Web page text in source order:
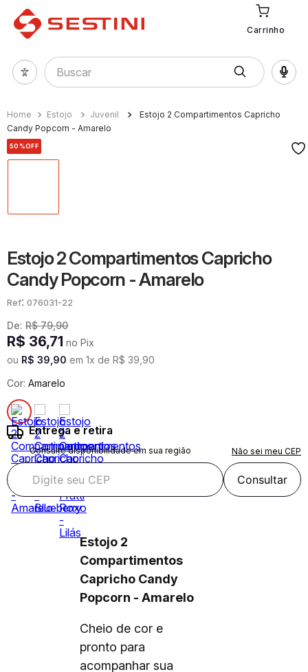
Carrinho
Buscar
Estojo Juvenil
Estojo 2 Compartimentos Capricho
Candy Popcorn - Amarelo
50%OFF
Estojo 2 Compartimentos Capricho
Candy Popcorn - Amarelo
: 076031-22
De: R$ 79,90
R$ 36,71 no Pix
ou R$ 39 90 em 1x de R$ 39 90
Cor: Amarelo
Entrega e retira
Consulte disponibilidade em sua região Não sei meu CEP
Consultar
Estojo 2
Compartimentos
Capricho Candy
Popcorn - Amarelo
Cheio de cor e
pronto para
acompanhar sua